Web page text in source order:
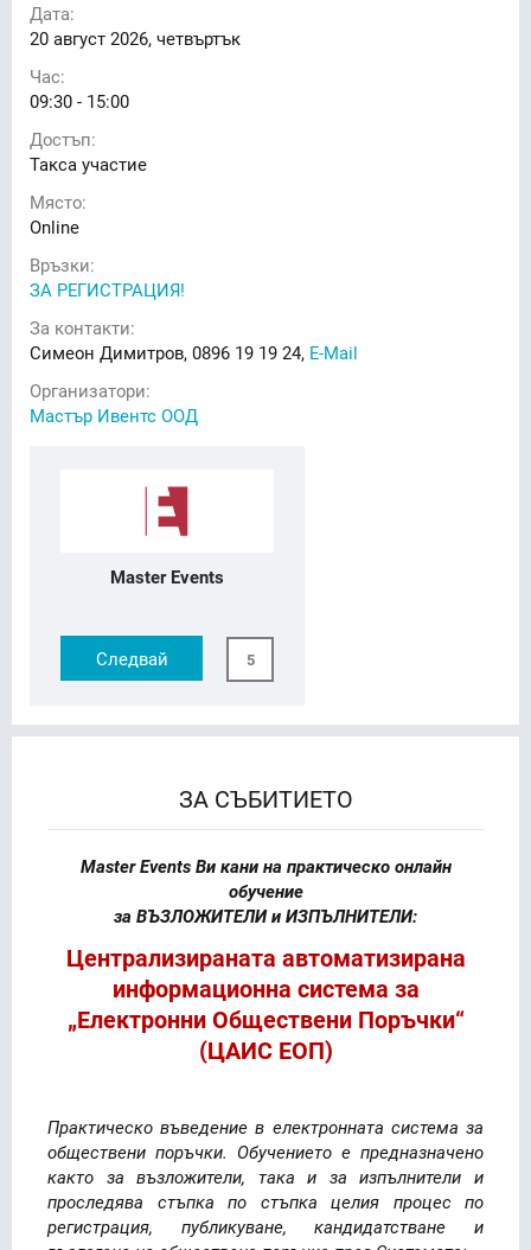
Дата:
20 август 2026, четвъртък
Час:
09:30 - 15:00
Достъп:
Такса участие
Място:
Online
Връзки:
ЗА РЕГИСТРАЦИЯ!
За контакти:
Симеон Димитров, 0896 19 19 24, E-Mail
Организатори:
Мастър Ивентс ООД
Master Events
Следвай 5
ЗА СЪБИТИЕТО
Master Events Ви кани на практическо онлайн
обучение
за ВЪЗЛОЖИТЕЛИ и ИЗПЪЛНИТЕЛИ:
Централизираната автоматизирана
информационна система за
„Eлектронни Обществени Поръчки“
(ЦАИС ЕОП)
Практическо въведение в електронната система за
обществени поръчки. Обучението е предназначено
както за възложители, така и за изпълнители и
проследява стъпка по стъпка целия процес по
регистрация, публикуване, кандидатстване и